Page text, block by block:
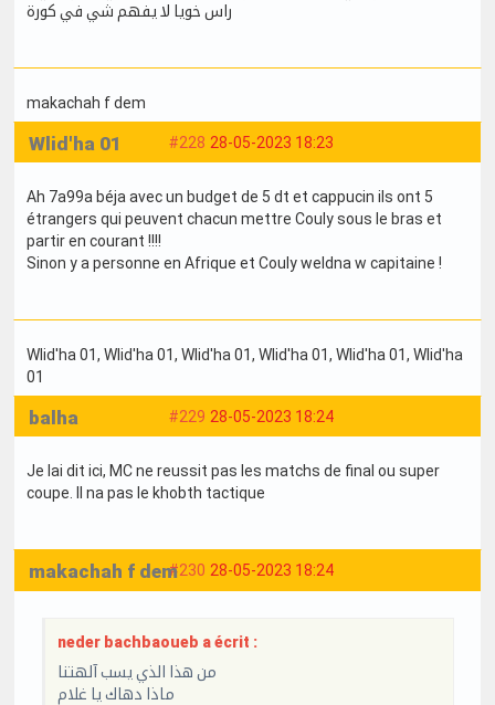
راس خويا لا يفهم شي في كورة
makachah f dem
#228 28-05-2023 18:23
Wlid'ha 01
Ah 7a99a béja avec un budget de 5 dt et cappucin ils ont 5
étrangers qui peuvent chacun mettre Couly sous le bras et
partir en courant !!!!
Sinon y a personne en Afrique et Couly weldna w capitaine !
Wlid'ha 01, Wlid'ha 01, Wlid'ha 01, Wlid'ha 01, Wlid'ha 01, Wlid'ha
01
#229 28-05-2023 18:24
balha
Je lai dit ici, MC ne reussit pas les matchs de final ou super
coupe. Il na pas le khobth tactique
#230 28-05-2023 18:24
makachah f dem
neder bachbaoueb a écrit :
من هذا الذي يسب آلهتنا
ماذا دهاك يا غلام